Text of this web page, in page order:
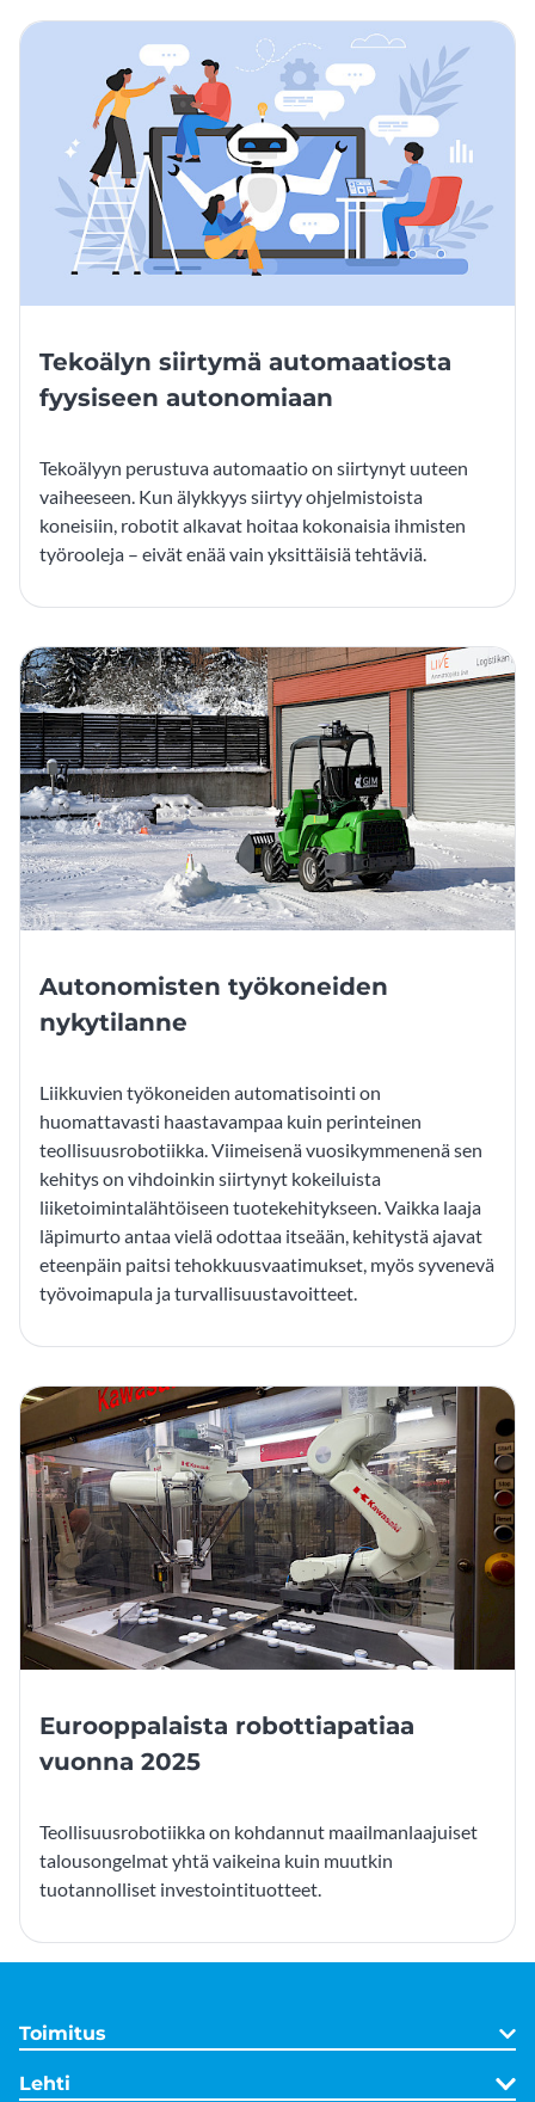
Tekoälyn siirtymä automaatiosta
fyysiseen autonomiaan
Tekoälyyn perustuva automaatio on siirtynyt uuteen
vaiheeseen. Kun älykkyys siirtyy ohjelmistoista
koneisiin, robotit alkavat hoitaa kokonaisia ihmisten
työrooleja – eivät enää vain yksittäisiä tehtäviä.
Autonomisten työkoneiden
nykytilanne
Liikkuvien työkoneiden automatisointi on
huomattavasti haastavampaa kuin perinteinen
teollisuusrobotiikka. Viimeisenä vuosikymmenenä sen
kehitys on vihdoinkin siirtynyt kokeiluista
liiketoimintalähtöiseen tuotekehitykseen. Vaikka laaja
läpimurto antaa vielä odottaa itseään, kehitystä ajavat
eteenpäin paitsi tehokkuusvaatimukset, myös syvenevä
työvoimapula ja turvallisuustavoitteet.
Eurooppalaista robottiapatiaa
vuonna 2025
Teollisuusrobotiikka on kohdannut maailmanlaajuiset
talousongelmat yhtä vaikeina kuin muutkin
tuotannolliset investointituotteet.
Toimitus
Lehti